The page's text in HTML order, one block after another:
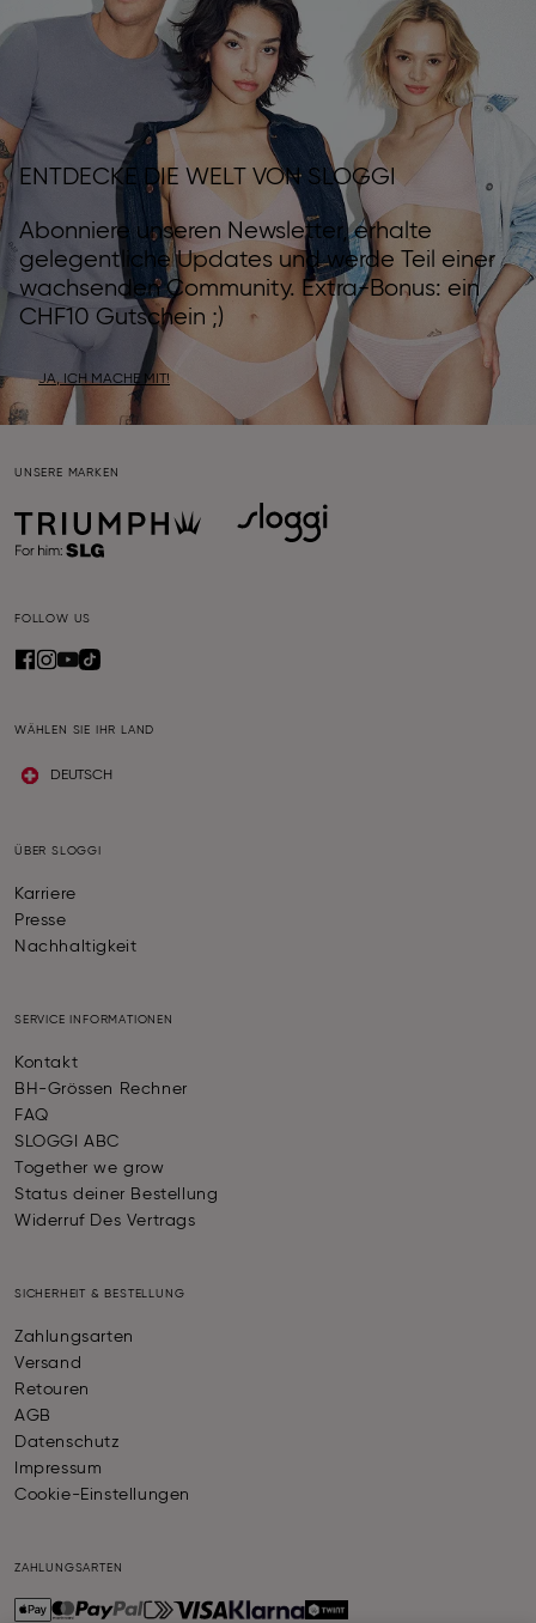
ENTDECKE DIE WELT VON SLOGGI
Abonniere unseren Newsletter, erhalte
gelegentliche Updates und werde Teil einer
wachsenden Community. Extra-Bonus: ein
CHF10 Gutschein ;)
JA, ICH MACHE MIT!
UNSERE MARKEN
FOLLOW US
WÄHLEN SIE IHR LAND
DEUTSCH
ÜBER SLOGGI
Karriere
Presse
Nachhaltigkeit
SERVICE INFORMATIONEN
Kontakt
BH-Grössen Rechner
FAQ
SLOGGI ABC
Together we grow
Status deiner Bestellung
Widerruf Des Vertrags
SICHERHEIT & BESTELLUNG
Zahlungsarten
Versand
Retouren
AGB
Datenschutz
Impressum
Cookie-Einstellungen
ZAHLUNGSARTEN